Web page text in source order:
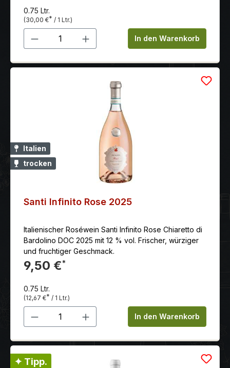
Einsatz von Barriques verzichtet, um die ganze
Frische und die herrliche Frucht in Reinkultur
einzufangen.
0.75 Ltr.
(30,00 €* / 1 Ltr.)
Produkt Anzahl: Gib denIn den Warenkorb
Italien
trocken
Santi Infinito Rose 2025
Italienischer Roséwein Santi Infinito Rose Chiaretto di
Bardolino DOC 2025 mit 12 % vol. Frischer, würziger
und fruchtiger Geschmack.
9,50 €*
0.75 Ltr.
(12,67 €* / 1 Ltr.)
Produkt Anzahl: Gib denIn den Warenkorb
✦ Tipp.